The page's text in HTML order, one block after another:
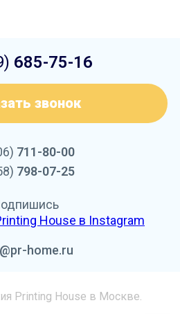
685-75-16
звонок
711-80-00
798-07-25
home.ru
Printing House в Москве.